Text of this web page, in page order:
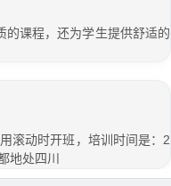
的课程，还为学生提供舒适的
滚动时开班，培训时间是：2
地处四川